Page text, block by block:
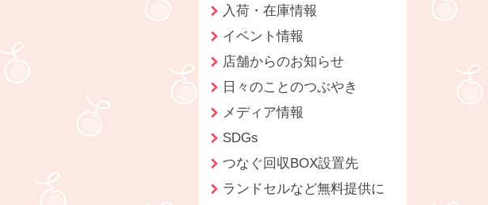
入荷・在庫情報
イベント情報
店舗からのお知らせ
日々のことのつぶやき
メディア情報
SDGs
つなぐ回収BOX設置先
ランドセルなど無料提供に